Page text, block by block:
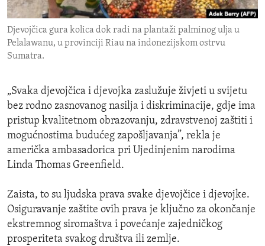
ENVIRONMENT AND HEALTH
IDEALS AND INSTITUTIONS
Djevojčica gura kolica dok radi na plantaži palminog ulja u
Pelalawanu, u provinciji Riau na indonezijskom ostrvu
Sumatra.
„Svaka djevojčica i djevojka zaslužuje živjeti u svijetu
bez rodno zasnovanog nasilja i diskriminacije, gdje ima
pristup kvalitetnom obrazovanju, zdravstvenoj zaštiti i
mogućnostima budućeg zapošljavanja”, rekla je
američka ambasadorica pri Ujedinjenim narodima
Linda Thomas Greenfield.
Zaista, to su ljudska prava svake djevojčice i djevojke.
Osiguravanje zaštite ovih prava je ključno za okončanje
ekstremnog siromaštva i povećanje zajedničkog
prosperiteta svakog društva ili zemlje.